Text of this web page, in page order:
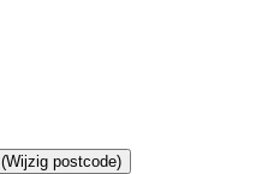
(Wijzig postcode)